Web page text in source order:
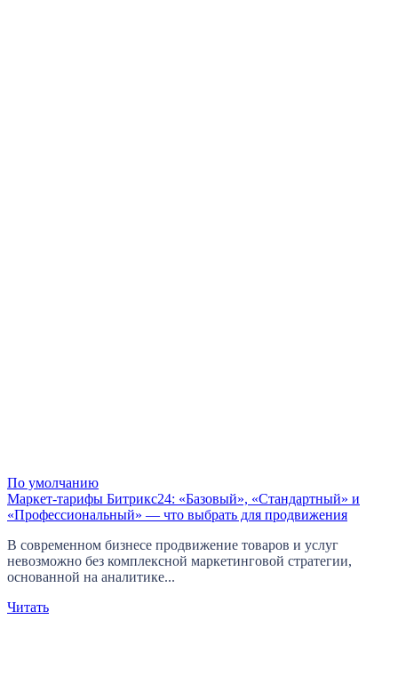
По умолчанию
Маркет-тарифы Битрикс24: «Базовый», «Стандартный» и
«Профессиональный» — что выбрать для продвижения
В современном бизнесе продвижение товаров и услуг
невозможно без комплексной маркетинговой стратегии,
основанной на аналитике...
Читать